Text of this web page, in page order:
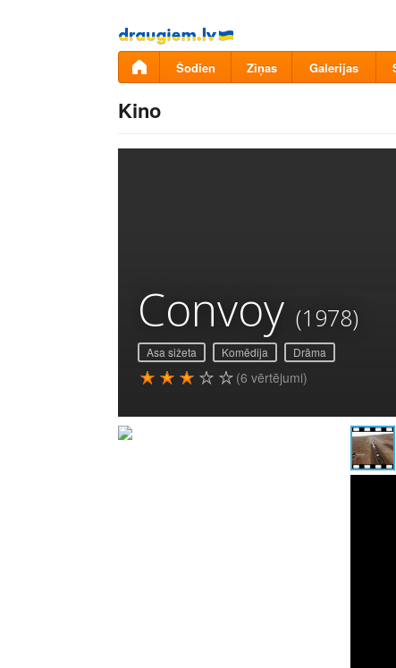
Pāriet
uz
saturu
Šodien Ziņas Galerijas
Kino
Convoy (1978)
Asa sižeta Komēdija Drāma
(6 vērtējumi)